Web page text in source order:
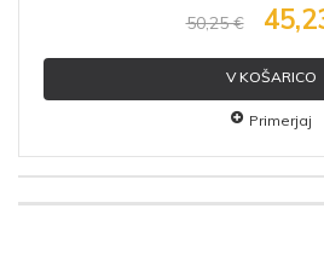
50,25 €
V KOŠARICO
Primerjaj